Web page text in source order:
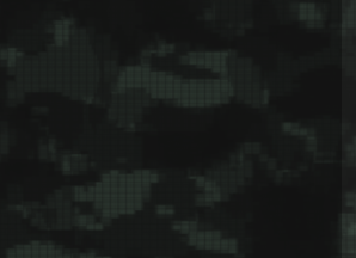
evropske integracije Srbije”